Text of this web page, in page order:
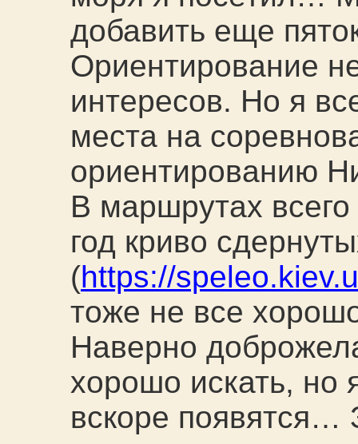
добавить еще
Ориентирование
интересов. Но я
места на
ориентированию
В маршрутах
год криво
(https://
тоже не все
Наверно
хорошо искать, но
вскоре появятся…